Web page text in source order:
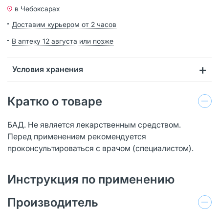
в Чебоксарах
Доставим курьером от 2 часов
В аптеку 12 августа или позже
Условия хранения
Кратко о товаре
БАД. Не является лекарственным средством.
Перед применением рекомендуется
проконсультироваться с врачом (специалистом).
Инструкция по применению
Производитель